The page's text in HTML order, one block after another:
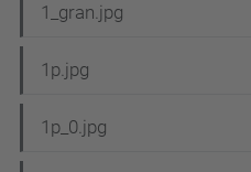
1_gran.jpg
1p.jpg
1p_0.jpg